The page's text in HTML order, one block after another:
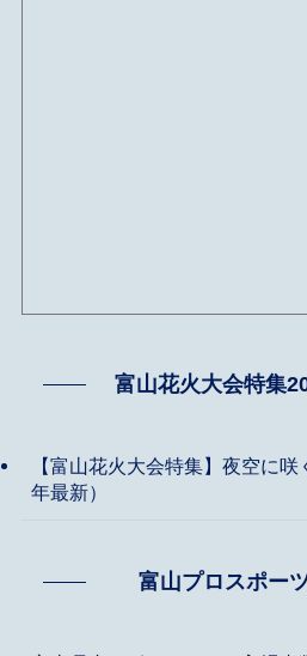
富山花火大会特集
【富山花火大会特集】夜空に
年最新）
富山プロスポー